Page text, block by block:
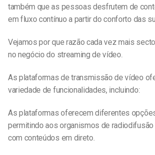
também que as pessoas desfrutem de
em fluxo contínuo a partir do conforto das
Vejamos por que razão cada vez mais
no negócio do streaming de vídeo.
As plataformas de transmissão de vídeo
variedade de funcionalidades, incluindo:
As plataformas oferecem diferentes
permitindo aos organismos de
com conteúdos em direto.